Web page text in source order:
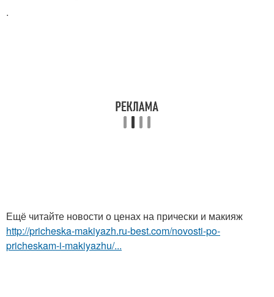
.
Ещё читайте новости о ценах на прически и макияж
http://pricheska-makiyazh.ru-best.com/novosti-po-
pricheskam-i-makiyazhu/...